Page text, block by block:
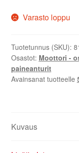
Varasto loppu
Tuotetunnus (SKU):
Osastot: Moottori -
paineanturit
Avainsanat tuotteelle
Kuvaus